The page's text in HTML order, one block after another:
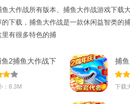
大作战所有版本、捕鱼大作战游戏下载
下载，捕鱼大作战是一款休闲益智类的
有很多特色的捕
鱼2捕鱼大作战下
新版
：8.3M
捕
正版
下载